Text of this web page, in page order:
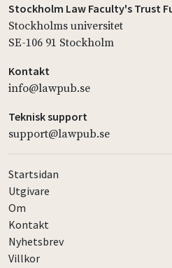
Stockholm Law Faculty's Trust
Stockholms universitet
SE-106 91 Stockholm
Kontakt
info@lawpub.se
Teknisk support
support@lawpub.se
Startsidan
Utgivare
Om
Kontakt
Nyhetsbrev
Villkor